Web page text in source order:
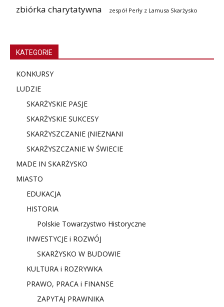
zbiórka charytatywna zespół Perły z Lamusa Skarżysko
KATEGORIE
KONKURSY
LUDZIE
SKARŻYSKIE PASJE
SKARŻYSKIE SUKCESY
SKARŻYSZCZANIE (NIEZNANI
SKARŻYSZCZANIE W ŚWIECIE
MADE IN SKARŻYSKO
MIASTO
EDUKACJA
HISTORIA
Polskie Towarzystwo Historyczne
INWESTYCJE i ROZWÓJ
SKARŻYSKO W BUDOWIE
KULTURA i ROZRYWKA
PRAWO, PRACA i FINANSE
ZAPYTAJ PRAWNIKA